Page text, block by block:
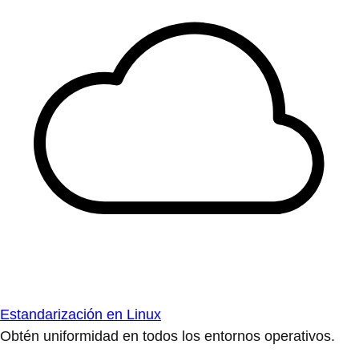
Estandarización en Linux
Obtén uniformidad en todos los entornos operativos.